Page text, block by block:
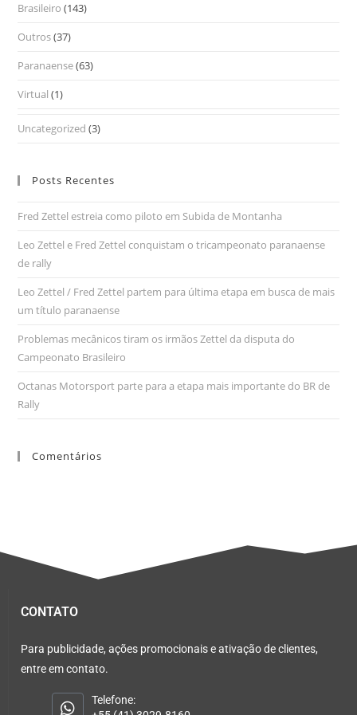
Brasileiro (143)
Outros(37)
Paranaense(63)
Virtual (1)
Uncategorized (3)
Posts Recentes
Fred Zettel estreia como piloto em Subida de Montanha
Leo Zettel e Fred Zettel conquistam o tricampeonato paranaense
de rally
Leo Zettel / Fred Zettel partem para última etapa em busca de mais
um título paranaense
Problemas mecânicos tiram os irmãos Zettel da disputa do
Campeonato Brasileiro
Octanas Motorsport parte para a etapa mais importante do BR de
Rally
Comentários
CONTATO
Para publicidade, ações promocionais e ativação de clientes,
entre em contato.
Telefone: